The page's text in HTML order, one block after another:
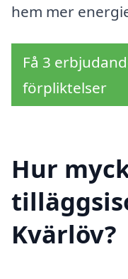
hem mer
Få 3
förpliktelser
Hur
Kvärlöv?